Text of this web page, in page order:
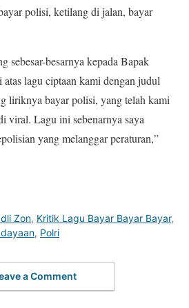
polisi, ketilang di jalan, bayar
sebesar-besarnya kepada Bapak
lagu ciptaan kami dengan judul
liriknya bayar polisi, yang telah kami
viral. Lagu ini sebenarnya saya
yang melanggar peraturan,”
Zon, Kritik Lagu Bayar Bayar Bayar,
, Polri
a Comment